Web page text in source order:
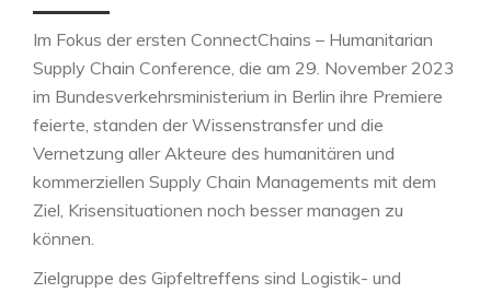
Im Fokus der ersten ConnectChains – Humanitarian
Supply Chain Conference, die am 29. November 2023
im Bundesverkehrsministerium in Berlin ihre Premiere
feierte, standen der Wissenstransfer und die
Vernetzung aller Akteure des humanitären und
kommerziellen Supply Chain Managements mit dem
Ziel, Krisensituationen noch besser managen zu
können.
Zielgruppe des Gipfeltreffens sind Logistik- und